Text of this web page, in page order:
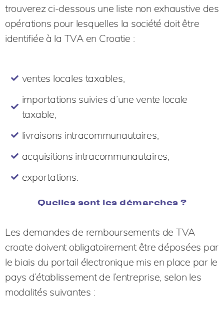
trouverez ci-dessous une liste non exhaustive des
opérations pour lesquelles la société doit être
identifiée à la TVA en Croatie :
ventes locales taxables,
importations suivies d’une vente locale
taxable,
livraisons intracommunautaires,
acquisitions intracommunautaires,
exportations.
Quelles sont les démarches ?
Les demandes de remboursements de TVA
croate doivent obligatoirement être déposées par
le biais du portail électronique mis en place par le
pays d’établissement de l’entreprise, selon les
modalités suivantes :